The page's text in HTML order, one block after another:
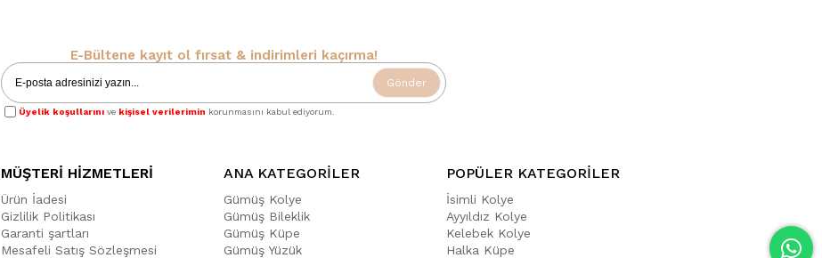
E-Bültene kayıt ol fırsat & indirimleri kaçırma!
Gönder
Üyelik koşullarını ve kişisel verilerimin korunmasını kabul ediyorum.
MÜŞTERİ HİZMETLERİ
Ürün İadesi
Gizlilik Politikası
Garanti şartları
Mesafeli Satış Sözleşmesi
ANA KATEGORİLER
Gümüş Kolye
Gümüş Bileklik
Gümüş Küpe
Gümüş Yüzük
POPÜLER KATEGORİLER
İsimli Kolye
Ayyıldız Kolye
Kelebek Kolye
Halka Küpe